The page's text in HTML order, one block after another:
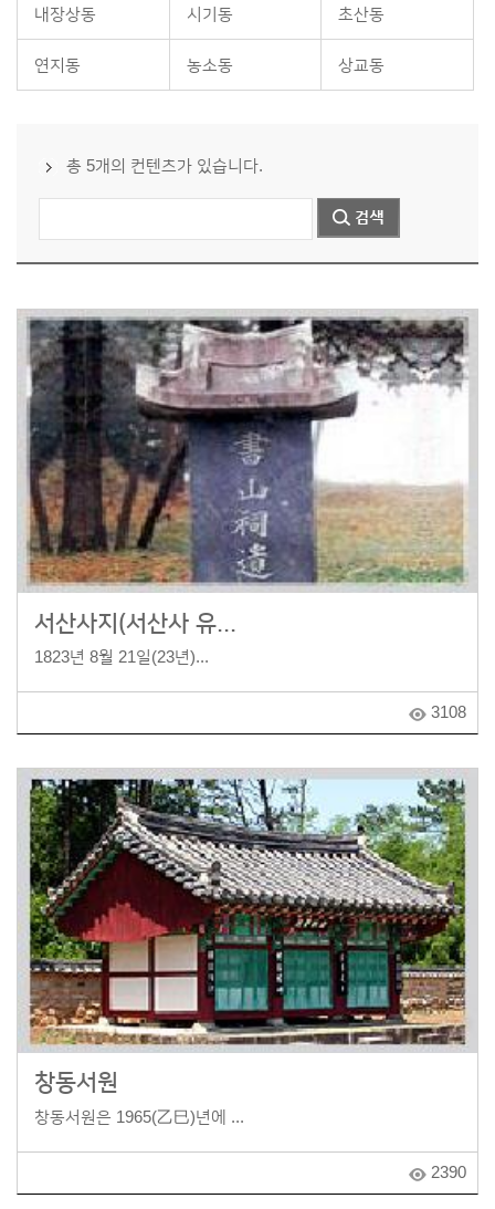
내장상동 시기동 초산동
연지동 농소동 상교동
총 5개의 컨텐츠가 있습니다.
서산사지(서산사 유...
1823년 8월 21일(23년)...
3108
창동서원
창동서원은 1965(乙巳)년에 ...
2390